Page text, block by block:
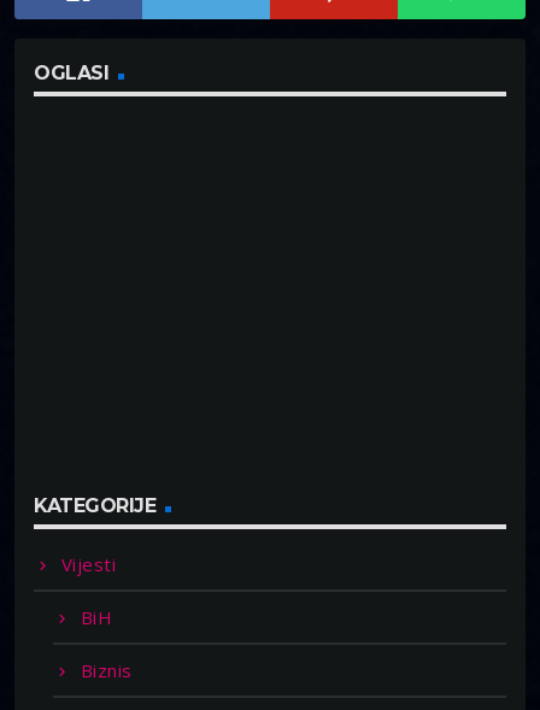
OGLASI
KATEGORIJE
Vijesti
BiH
Biznis